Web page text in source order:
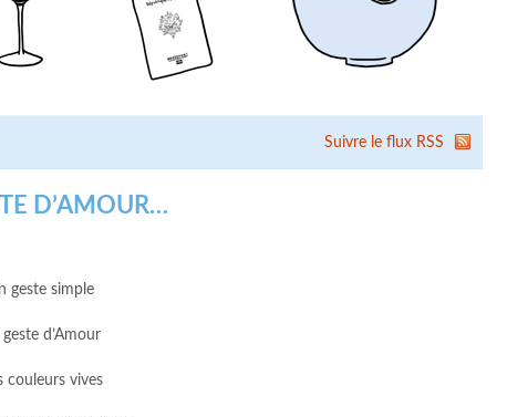
Suivre le flux RSS
D’AMOUR…
geste simple
geste d’Amour
couleurs vives